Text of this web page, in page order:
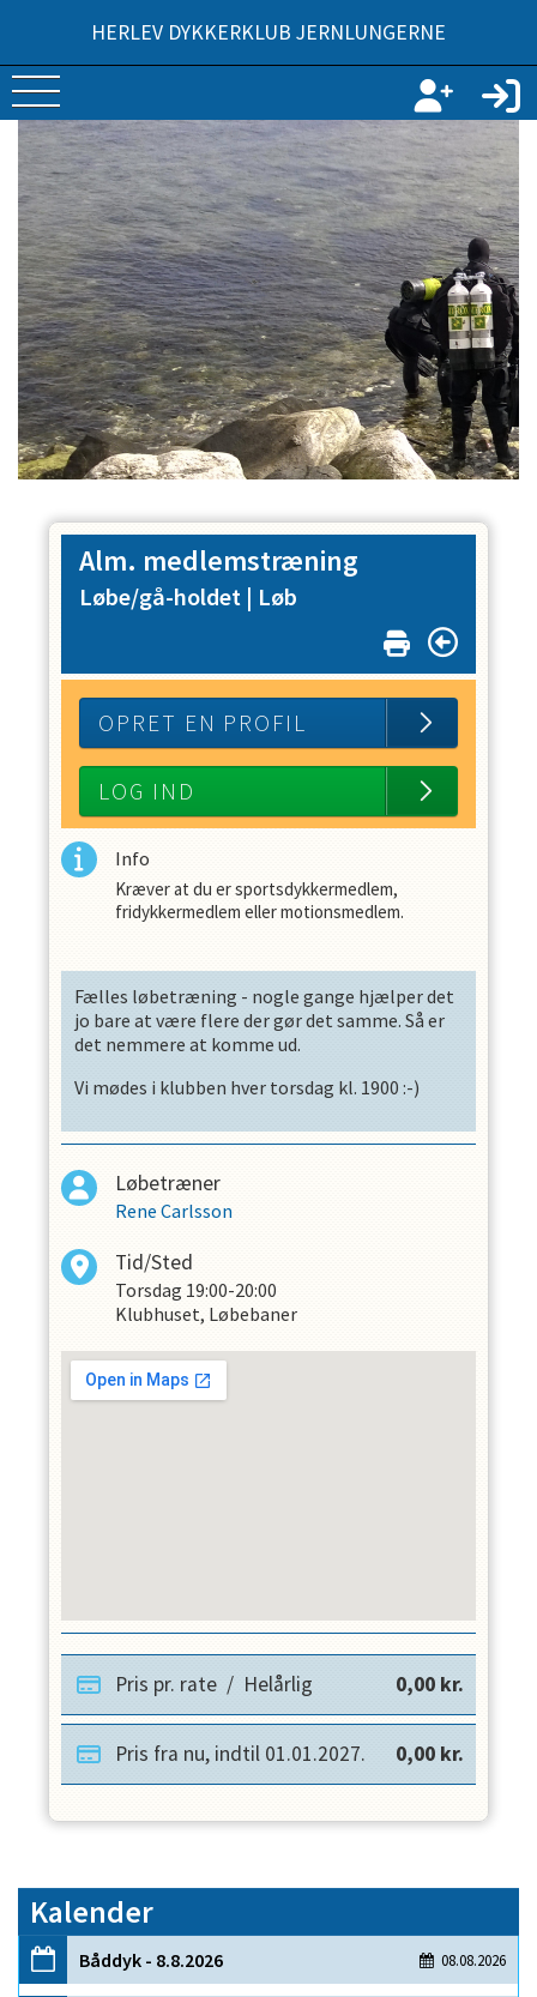
HERLEV DYKKERKLUB JERNLUNGERNE
Alm. medlemstræning
Løbe/gå-holdet | Løb
OPRET EN PROFIL
LOG IND
Info
Kræver at du er sportsdykkermedlem,
fridykkermedlem eller motionsmedlem.
Fælles løbetræning - nogle gange hjælper det
jo bare at være flere der gør det samme. Så er
det nemmere at komme ud.
Vi mødes i klubben hver torsdag kl. 1900 :-)
Løbetræner
Rene Carlsson
Tid/Sted
Torsdag 19:00-20:00
Klubhuset, Løbebaner
Pris pr. rate / Helårlig 0,00 kr.
Pris fra nu, indtil 01.01.2027. 0,00 kr.
Kalender